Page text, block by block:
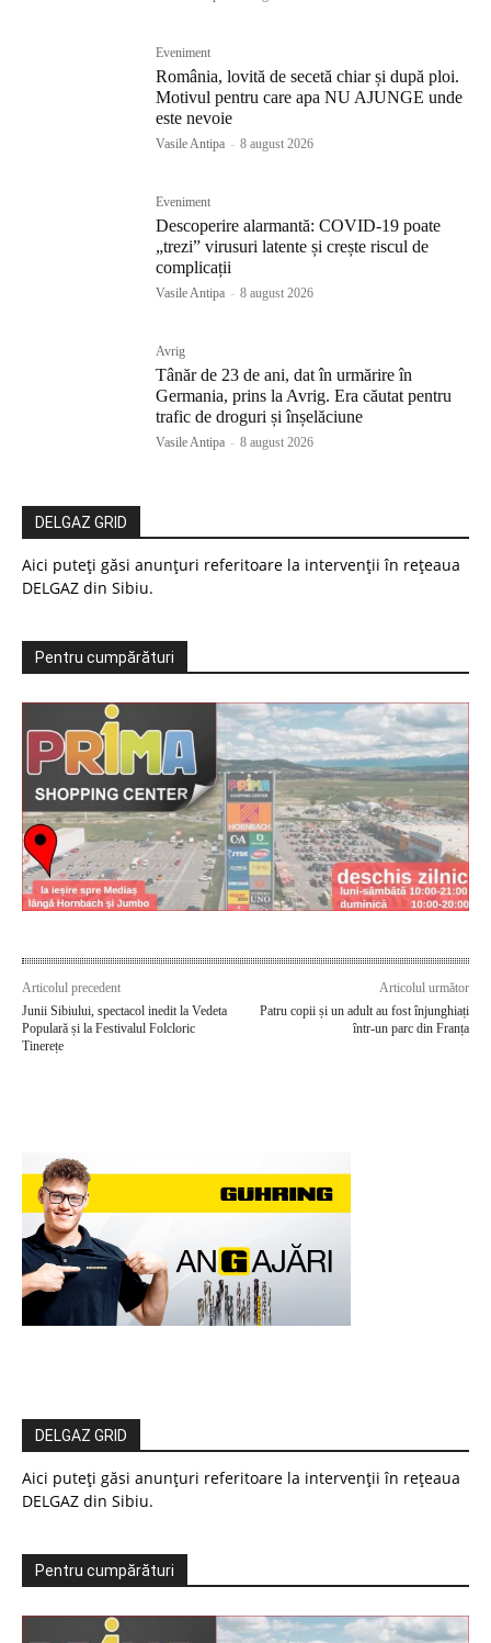
Eveniment
România, lovită de secetă chiar și după ploi.
Motivul pentru care apa NU AJUNGE unde
este nevoie
Vasile Antipa - 8 august 2026
Eveniment
Descoperire alarmantă: COVID-19 poate
„trezi” virusuri latente și crește riscul de
complicații
Vasile Antipa - 8 august 2026
Avrig
Tânăr de 23 de ani, dat în urmărire în
Germania, prins la Avrig. Era căutat pentru
trafic de droguri și înșelăciune
Vasile Antipa - 8 august 2026
DELGAZ GRID
Aici puteți găsi anunțuri referitoare la intervenții în rețeaua
DELGAZ din Sibiu.
Pentru cumpărături
Articolul precedent
Junii Sibiului, spectacol inedit la Vedeta
Populară și la Festivalul Folcloric
Tinerețe
Articolul următor
Patru copii și un adult au fost înjunghiați
într-un parc din Franța
DELGAZ GRID
Aici puteți găsi anunțuri referitoare la intervenții în rețeaua
DELGAZ din Sibiu.
Pentru cumpărături